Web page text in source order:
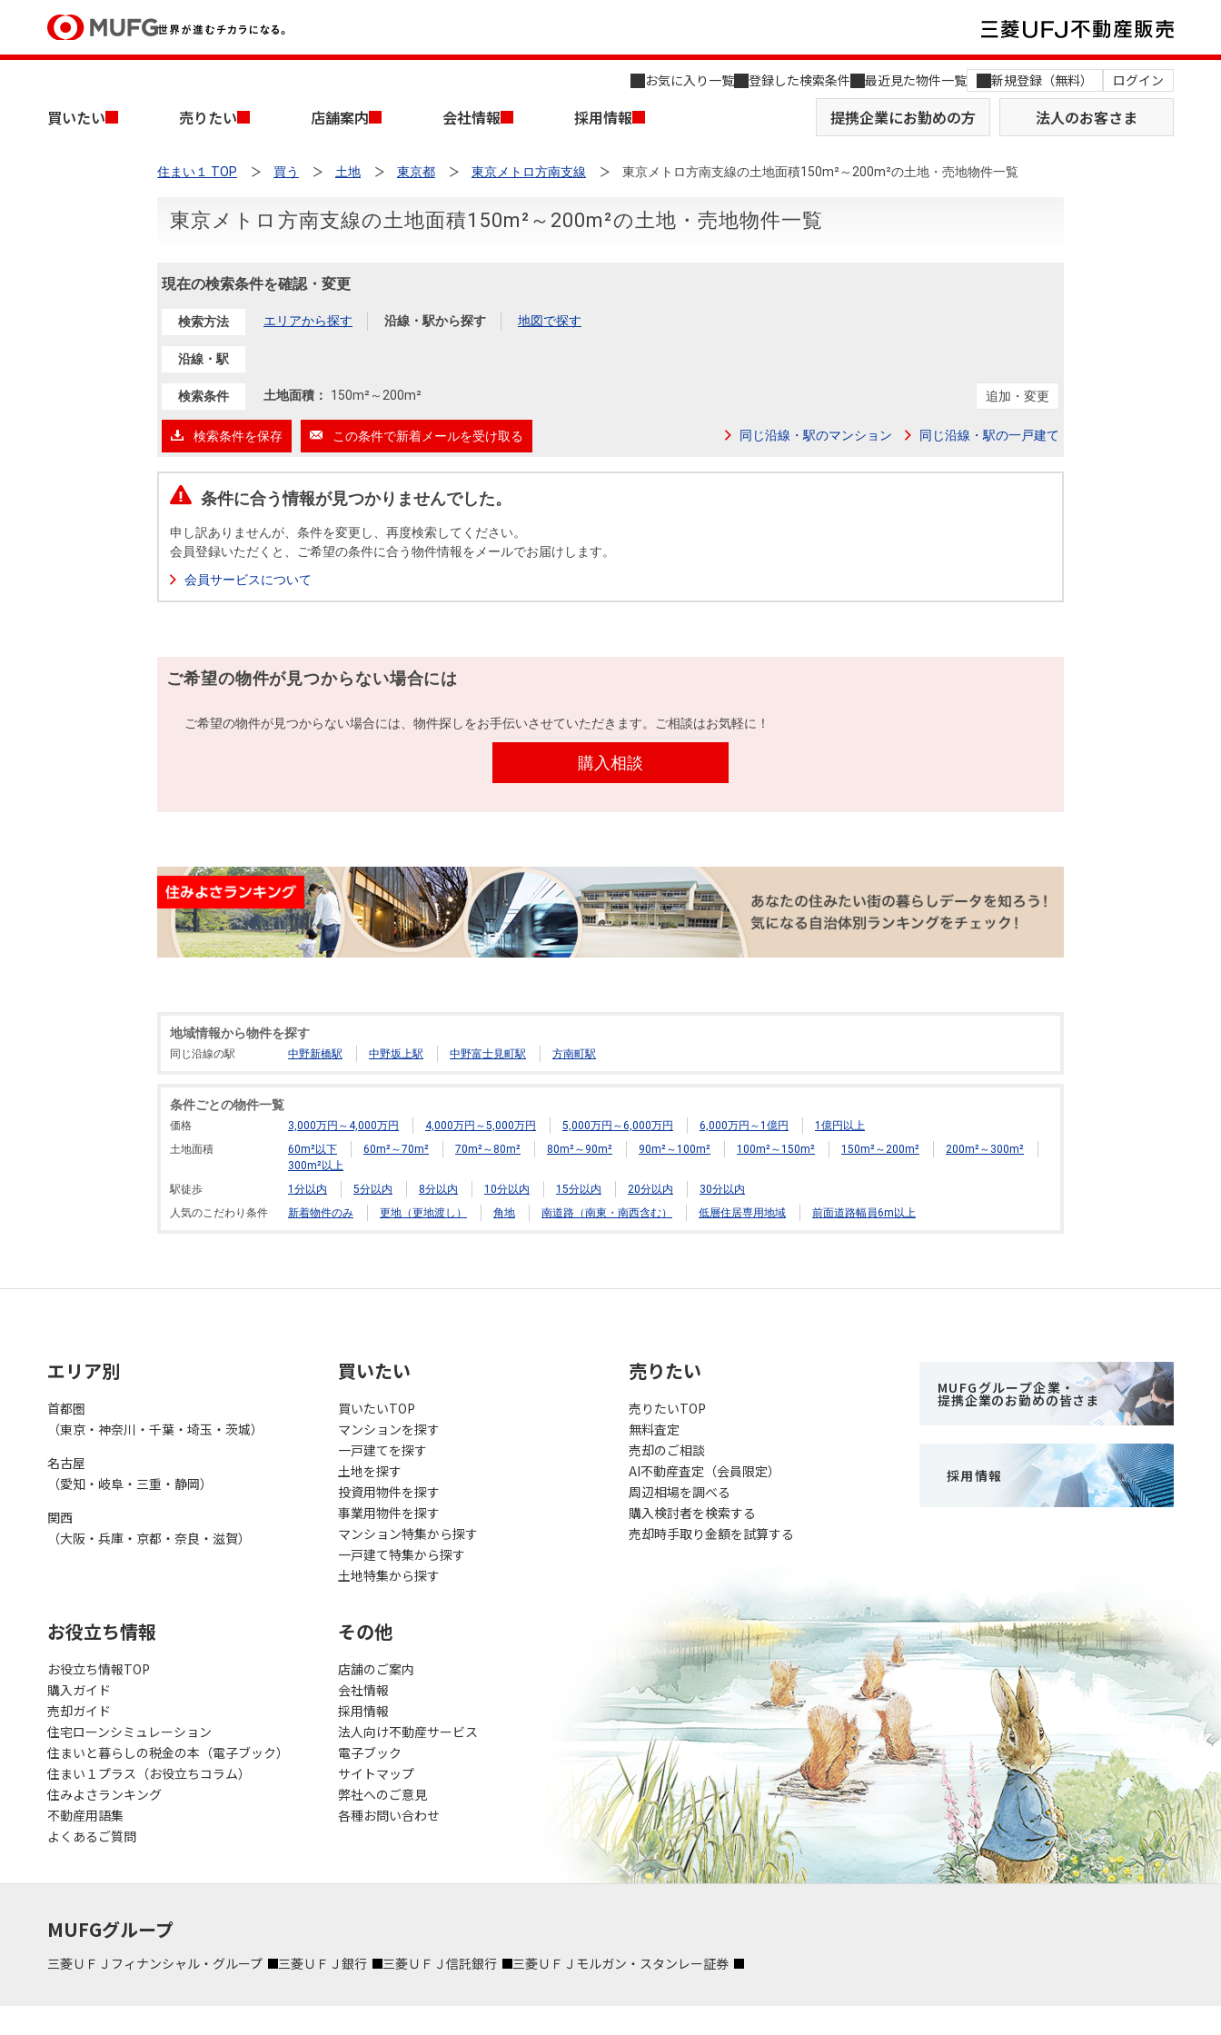
お気に入り一覧 登録した検索条件 最近見た物件一覧 新規登録（無料） ログイン
買いたい 売りたい 店舗案内 会社情報 採用情報 提携企業にお勤めの方 法人のお客さま
買いたいTOP
中古マンションを探す 新築・中古一戸建てを探す
投資用物件を探す おすすめ物件から探す
購入向けサービス
住まいと暮らしの税金の本（電子ブック） 購入ガイド
売りたいTOP
無料査定 売却相談
売却時手取り金額試算
売却向けサービス
住まいと暮らしの税金の本（電子ブック） 売却ガイド
店舗案内TOP
会社情報TOP
採用情報TOP
売りたい
住まい１ TOP 買う 土地 東京都 東京メトロ方南支線 東京メトロ方南支線の土地面積150m²～200m²の土地・売地物件一覧
東京メトロ方南支線の土地面積150m²～200m²の土地・売地物件一覧
現在の検索条件を確認・変更
検索方法 エリアから探す 沿線・駅から探す 地図で探す
沿線・駅
検索条件 土地面積： 150m²～ 200m² 追加・変更
検索条件を保存 この条件で新着メールを受け取る 同じ沿線・駅のマンション 同じ沿線・駅の一戸建て
条件に合う情報が見つかりませんでした。
申し訳ありませんが、条件を変更し、再度検索してください。
会員登録いただくと、ご希望の条件に合う物件情報をメールでお届けします。
会員サービスについて
ご希望の物件が見つからない場合には
ご希望の物件が見つからない場合には、物件探しをお手伝いさせていただきます。ご相談はお気軽に！
購入相談
地域情報から物件を探す
同じ沿線の駅 中野新橋駅 中野坂上駅 中野富士見町駅 方南町駅
条件ごとの物件一覧
価格 3,000万円～4,000万円 4,000万円～5,000万円 5,000万円～6,000万円 6,000万円～1億円
1億円以上
土地面積
60m²以下 60m²～70m² 70m²～80m² 80m²～90m² 90m²～100m² 100m²～150m² 150m²～200m²
200m²～300m²
300m²以上
駅徒歩
1分以内 5分以内 8分以内 10分以内 15分以内 20分以内
30分以内
人気のこだわり条件
新着物件のみ 更地（更地渡し） 角地 南道路（南東・南西含む） 低層住居専用地域 前面道路幅員6m以上
エリア別
首都圏
（東京・神奈川・千葉・埼玉・茨城）
名古屋
（愛知・岐阜・三重・静岡）
関西
（大阪・兵庫・京都・奈良・滋賀）
買いたい
買いたいTOP
マンションを探す
一戸建てを探す
土地を探す
投資用物件を探す
事業用物件を探す
マンション特集から探す
一戸建て特集から探す
土地特集から探す
売りたい
売りたいTOP
無料査定
売却のご相談
AI不動産査定（会員限定）
周辺相場を調べる
購入検討者を検索する
売却時手取り金額を試算する
MUFGグループ企業・
提携企業のお勤めの皆さま
採用情報
お役立ち情報
お役立ち情報TOP
購入ガイド
売却ガイド
住宅ローンシミュレーション
住まいと暮らしの税金の本（電子ブック）
住まい１プラス（お役立ちコラム）
住みよさランキング
不動産用語集
よくあるご質問
その他
店舗のご案内
会社情報
採用情報
法人向け不動産サービス
電子ブック
サイトマップ
弊社へのご意見
各種お問い合わせ
MUFGグループ
三菱ＵＦＪフィナンシャル・グループ 三菱ＵＦＪ銀行 三菱ＵＦＪ信託銀行 三菱ＵＦＪモルガン・スタンレー証券